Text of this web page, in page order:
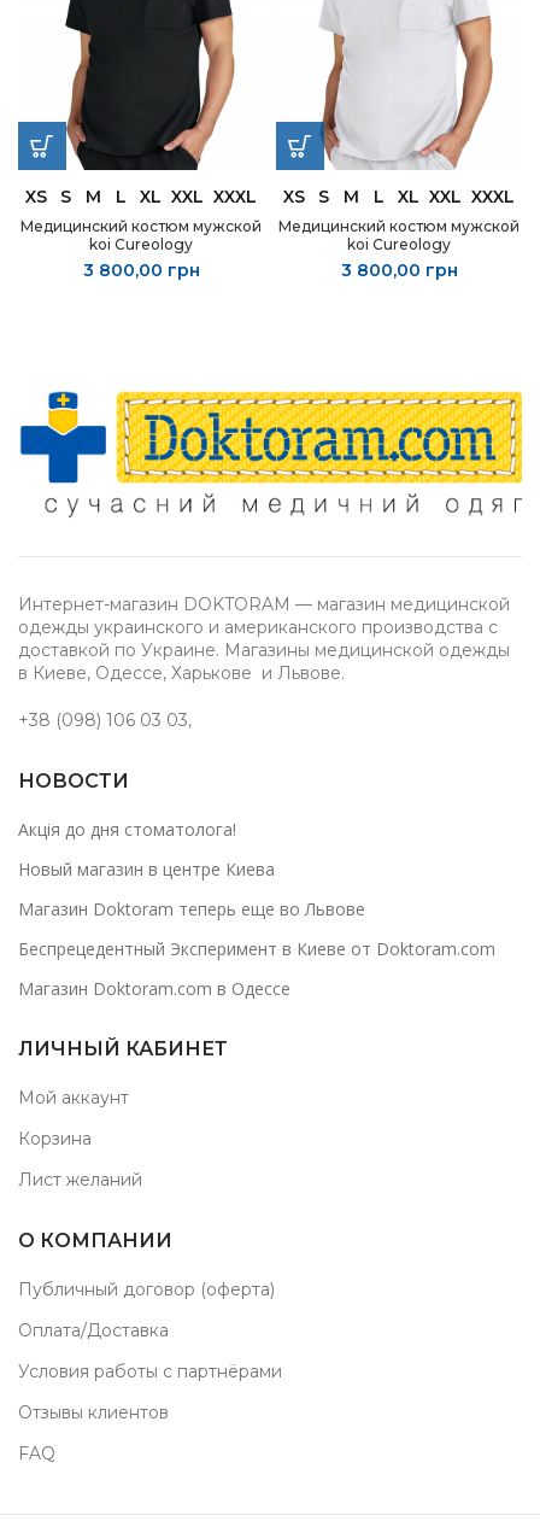
XS S M L XL XXL XXXL
Медицинский костюм мужской
koi Cureology
3 800,00 грн
XS S M L XL XXL XXXL
Медицинский костюм мужской
koi Cureology
3 800,00 грн
Интернет-магазин DOKTORAM — магазин медицинской
одежды украинского и американского производства с
доставкой по Украине. Магазины медицинской одежды
в Киеве, Одессе, Харькове и Львове.
+38 (098) 106 03 03,
НОВОСТИ
Акція до дня стоматолога!
Новый магазин в центре Киева
Магазин Doktoram теперь еще во Львове
Беспрецедентный Эксперимент в Киеве от Doktoram.com
Магазин Doktoram.com в Одессе
ЛИЧНЫЙ КАБИНЕТ
Мой аккаунт
Корзина
Лист желаний
О КОМПАНИИ
Публичный договор (оферта)
Оплата/Доставка
Условия работы с партнёрами
Отзывы клиентов
FAQ